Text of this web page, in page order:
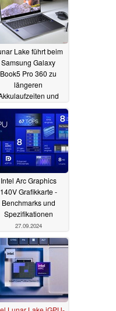
Lake führt beim
Samsung Galaxy
Book5 Pro 360 zu
längeren
und
Lüfterlärm
30.12.2024
Intel Arc Graphics
140V Grafikkarte -
Benchmarks und
Spezifikationen
27.09.2024